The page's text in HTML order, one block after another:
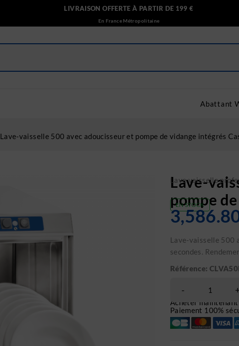
LIVRAISON OFFERTE À PARTIR DE 199 €
En France Métropolitaine
Abattant
Lave-vaisselle 500 avec adoucisseur et pompe de vidange intégrés
Lave vaisselle
Lave-
pompe
EN STOCK
Lave-vaisselle 500
secondes.
Référence:
Acheter maintenant
Paiement 100%